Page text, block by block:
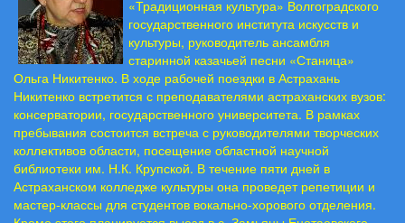
«Традиционная культура» Волгоградского
государственного института искусств и
культуры, руководитель ансамбля
старинной казачьей песни «Станица»
Ольга Никитенко. В ходе рабочей поездки в Астрахань
Никитенко встретится с преподавателями астраханских вузов:
консерватории, государственного университета. В рамках
пребывания состоится встреча с руководителями творческих
коллективов области, посещение областной научной
библиотеки им. Н.К. Крупской. В течение пяти дней в
Астраханском колледже культуры она проведет репетиции и
мастер-классы для студентов вокально-хорового отделения.